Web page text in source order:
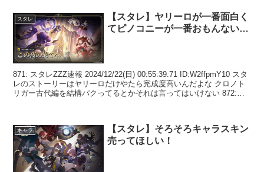
スタレ
【スタレ】ヤリーロが一番面白く
てピノコニーが一番おもんない…
871: スタレZZZ速報 2024/12/22(日) 00:55:39.71 ID:W2ffpmY10 スタ
レのストーリーはヤリーロだけやたら完成度高いんだよな クロノト
リガー古代編を結構パクってるとかそれは言ってはいけない 872:
キャラ
【スタレ】そろそろキャラスキン
売ってほしい！